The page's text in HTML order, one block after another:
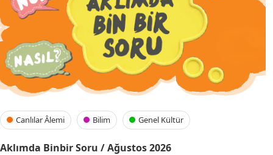
Canlılar Âlemi Bilim Genel Kültür
Aklımda Binbir Soru / Ağustos 2026